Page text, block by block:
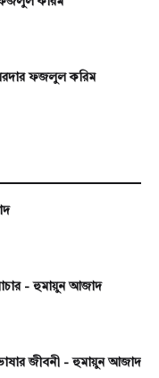
ফজলুল করিম
- হুমায়ুন আজাদ
জীবনী - হুমায়ুন আজাদ